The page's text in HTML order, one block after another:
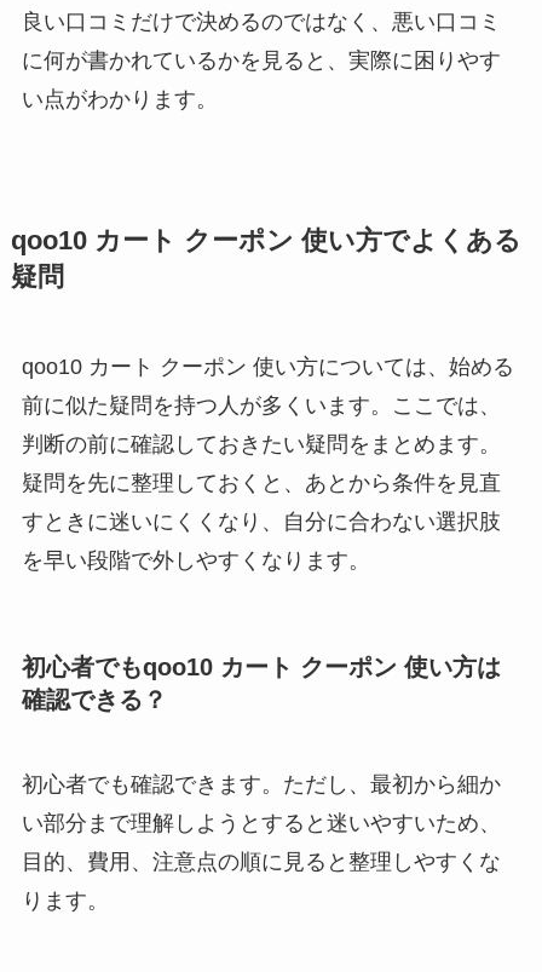
良い口コミだけで決めるのではなく、悪い口コミ
に何が書かれているかを見ると、実際に困りやす
い点がわかります。
qoo10 カート クーポン 使い方でよくある
疑問
qoo10 カート クーポン 使い方については、始める
前に似た疑問を持つ人が多くいます。ここでは、
判断の前に確認しておきたい疑問をまとめます。
疑問を先に整理しておくと、あとから条件を見直
すときに迷いにくくなり、自分に合わない選択肢
を早い段階で外しやすくなります。
初心者でもqoo10 カート クーポン 使い方は
確認できる？
初心者でも確認できます。ただし、最初から細か
い部分まで理解しようとすると迷いやすいため、
目的、費用、注意点の順に見ると整理しやすくな
ります。